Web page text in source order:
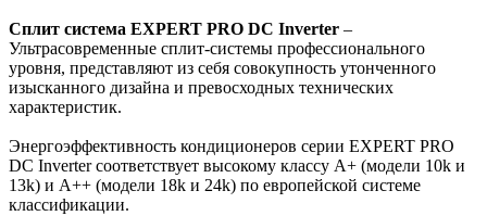
Сплит система EXPERT PRO DC Inverter –
Ультрасовременные сплит-системы профессионального
уровня, представляют из себя совокупность утонченного
изысканного дизайна и превосходных технических
характеристик.
Энергоэффективность кондиционеров серии EXPERT PRO
DC Inverter соответствует высокому классу А+ (модели 10k и
13k) и А++ (модели 18k и 24k) по европейской системе
классификации.